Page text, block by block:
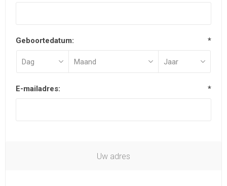
Geboortedatum: *
E-mailadres: *
Uw adres